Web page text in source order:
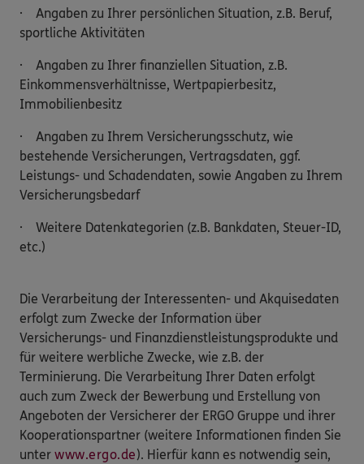
· Angaben zu Ihrer persönlichen Situation, z.B. Beruf,
sportliche Aktivitäten
· Angaben zu Ihrer finanziellen Situation, z.B.
Einkommensverhältnisse, Wertpapierbesitz,
Immobilienbesitz
· Angaben zu Ihrem Versicherungsschutz, wie
bestehende Versicherungen, Vertragsdaten, ggf.
Leistungs- und Schadendaten, sowie Angaben zu Ihrem
Versicherungsbedarf
· Weitere Datenkategorien (z.B. Bankdaten, Steuer-ID,
etc.)
Die Verarbeitung der Interessenten- und Akquisedaten
erfolgt zum Zwecke der Information über
Versicherungs- und Finanzdienstleistungsprodukte und
für weitere werbliche Zwecke, wie z.B. der
Terminierung. Die Verarbeitung Ihrer Daten erfolgt
auch zum Zweck der Bewerbung und Erstellung von
Angeboten der Versicherer der ERGO Gruppe und ihrer
Kooperationspartner (weitere Informationen finden Sie
unter www.ergo.de). Hierfür kann es notwendig sein,